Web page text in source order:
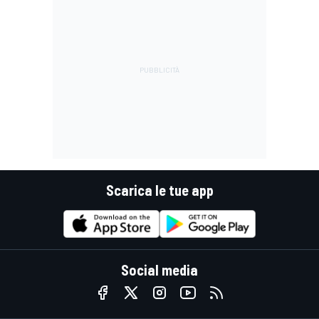
Scarica le tue app
Social media